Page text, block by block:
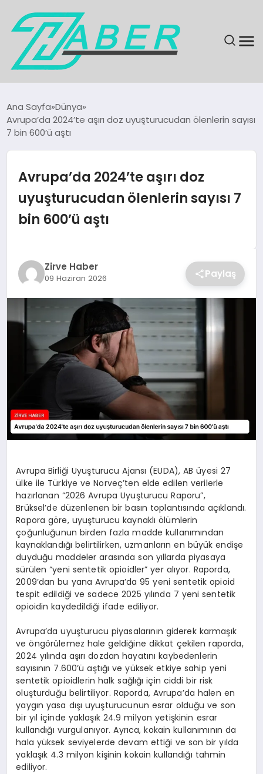
GÜNDEM
MAGAZIN
EĞITIM
SAĞLIK
SPOR
TEKNOLOJI
Ana Sayfa Dünya
Avrupa’da 2024’te aşırı doz uyuşturucudan ölenlerin sayısı
7 bin 600’ü aştı
Avrupa’da 2024’te aşırı doz
uyuşturucudan ölenlerin sayısı 7
bin 600’ü aştı
Zirve Haber
09 Haziran 2026 Paylaş
Avrupa Birliği Uyuşturucu Ajansı (EUDA), AB üyesi 27
ülke ile Türkiye ve Norveç’ten elde edilen verilerle
hazırlanan “2026 Avrupa Uyuşturucu Raporu”,
Brüksel’de düzenlenen bir basın toplantısında açıklandı.
Rapora göre, uyuşturucu kaynaklı ölümlerin
çoğunluğunun birden fazla madde kullanımından
kaynaklandığı belirtilirken, uzmanların en büyük endişe
duyduğu maddeler arasında son yıllarda piyasaya
sürülen “yeni sentetik opioidler” yer alıyor. Raporda,
2009’dan bu yana Avrupa’da 95 yeni sentetik opioid
tespit edildiği ve sadece 2025 yılında 7 yeni sentetik
opioidin kaydedildiği ifade ediliyor.
Avrupa’da uyuşturucu piyasalarının giderek karmaşık
ve öngörülemez hale geldiğine dikkat çekilen raporda,
2024 yılında aşırı dozdan hayatını kaybedenlerin
sayısının 7.600’ü aştığı ve yüksek etkiye sahip yeni
sentetik opioidlerin halk sağlığı için ciddi bir risk
oluşturduğu belirtiliyor. Raporda, Avrupa’da halen en
yaygın yasa dışı uyuşturucunun esrar olduğu ve son
bir yıl içinde yaklaşık 24.9 milyon yetişkinin esrar
kullandığı vurgulanıyor. Ayrıca, kokain kullanımının da
hala yüksek seviyelerde devam ettiği ve son bir yılda
yaklaşık 4.3 milyon kişinin kokain kullandığı tahmin
ediliyor.